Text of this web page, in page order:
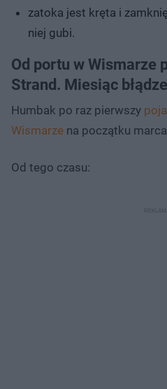
zatoka jest kręta i
niej gubi.
Od portu w Wismarze
Strand. Miesiąc
Humbak po raz pierwszy
Wismarze na początku
Od tego czasu: